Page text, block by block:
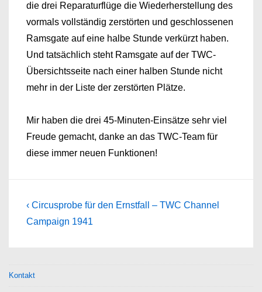
die drei Reparaturflüge die Wiederherstellung des
vormals vollständig zerstörten und geschlossenen
Ramsgate auf eine halbe Stunde verkürzt haben.
Und tatsächlich steht Ramsgate auf der TWC-
Übersichtsseite nach einer halben Stunde nicht
mehr in der Liste der zerstörten Plätze.
Mir haben die drei 45-Minuten-Einsätze sehr viel
Freude gemacht, danke an das TWC-Team für
diese immer neuen Funktionen!
Beitragsnavigation
Previous
Post
‹ Circusprobe für den Ernstfall – TWC Channel
Campaign 1941
Kontakt